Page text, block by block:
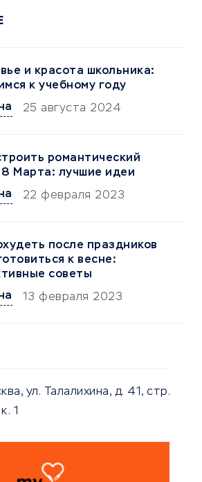
и красота школьника:
к учебному году
25 августа 2024
романтический
8 Марта: лучшие идеи
22 февраля 2023
после праздников
к весне:
советы
13 февраля 2023
ул. Талалихина, д. 41, стр.
1